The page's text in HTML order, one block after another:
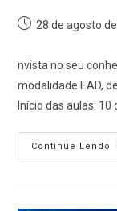
28 de agosto
nvista no seu
modalidade EAD,
Início das aulas:
Continue Lendo